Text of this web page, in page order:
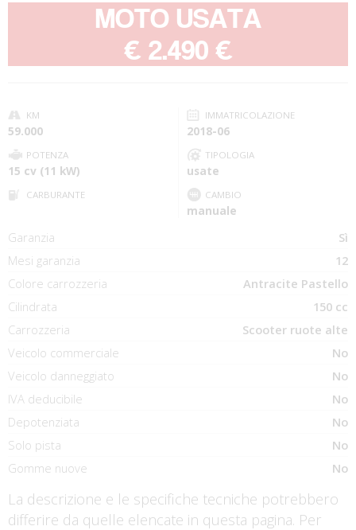
MOTO USATA
€ 2.490 €
KM
59.000
IMMATRICOLAZIONE
2018-06
POTENZA
15 cv (11 kW)
TIPOLOGIA
usate
CARBURANTE CAMBIO
manuale
Garanzia
Sì
Mesi garanzia
12
Colore carrozzeria
Antracite Pastello
Cilindrata
150 cc
Carrozzeria
Scooter ruote alte
Veicolo commerciale
No
Veicolo danneggiato
No
IVA deducibile
No
Depotenziata
No
Solo pista
No
Gomme nuove
No
La descrizione e le specifiche tecniche potrebbero
differire da quelle elencate in questa pagina. Per